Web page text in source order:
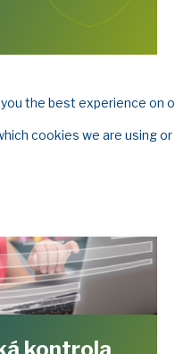
the best experience on
cookies we are using